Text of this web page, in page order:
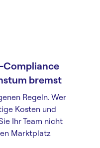
Compliance
bremst
Regeln. Wer
Kosten und
Ihr Team nicht
Marktplatz